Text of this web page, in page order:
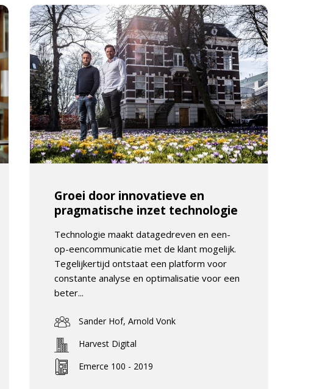
Groei door innovatieve en
pragmatische inzet technologie
Technologie maakt datagedreven en een-
op-eencommunicatie met de klant mogelijk.
Tegelijkertijd ontstaat een platform voor
constante analyse en optimalisatie voor een
beter...
Sander Hof, Arnold Vonk
Harvest Digital
Emerce 100 - 2019